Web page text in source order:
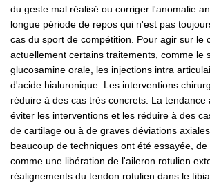
du geste mal réalisé ou corriger l'anomalie
longue période de repos qui n'est pas
cas du sport de compétition. Pour agir sur le
actuellement certains traitements, comme le
glucosamine orale, les injections intra
d'acide hialuronique. Les interventions
réduire à des cas très concrets. La tendance
éviter les interventions et les réduire à des
de cartilage ou à de graves déviations
beaucoup de techniques ont été essayée,
comme une libération de l'aileron rotulien
réalignements du tendon rotulien dans le